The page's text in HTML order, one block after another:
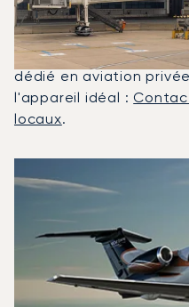
En 2025, le Phenom
Citation XLS ont été
pour les vols entre
dédié en aviation
l'appareil idéal :
locaux.
Vitesse (km/h)